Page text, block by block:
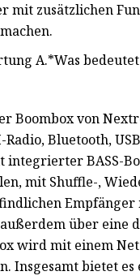
mit zusätzlichen
A.*Was
Boombox von
Bluetooth,
BASS-
mit Shuffle-,
über
wird mit einem
Insgesamt bietet